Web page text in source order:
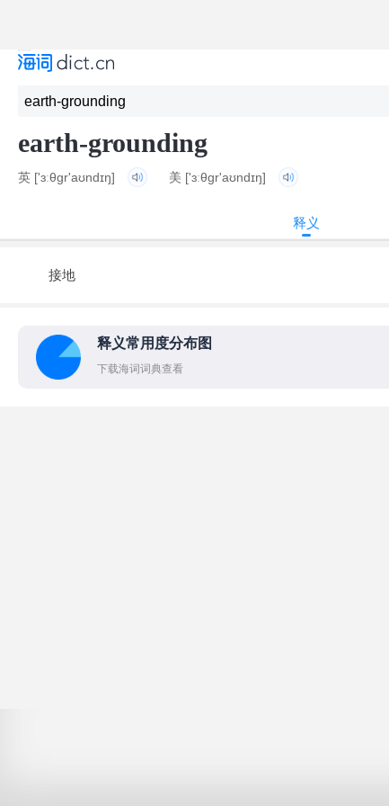
earth-grounding
英 ['ɜːθɡr'aʊndɪŋ] 美 ['ɜːθɡr'aʊndɪŋ]
释义
接地
释义常用度分布图
下载海词词典查看